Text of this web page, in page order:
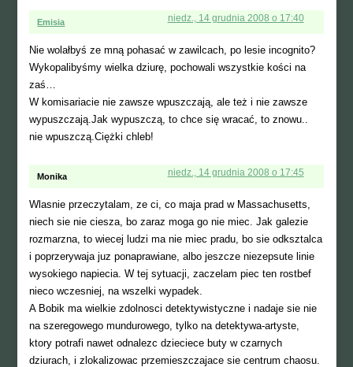
Emisia niedz., 14 grudnia 2008 o 17:40
Nie wolałbyś ze mną pohasać w zawilcach, po lesie incognito?
Wykopalibyśmy wielka dziurę, pochowali wszystkie kości na
zaś…
W komisariacie nie zawsze wpuszczają, ale też i nie zawsze
wypuszczają.Jak wypuszczą, to chce się wracać, to znowu..
nie wpuszczą.Ciężki chleb!
Monika niedz., 14 grudnia 2008 o 17:45
Wlasnie przeczytalam, ze ci, co maja prad w Massachusetts,
niech sie nie ciesza, bo zaraz moga go nie miec. Jak galezie
rozmarzna, to wiecej ludzi ma nie miec pradu, bo sie odksztalca
i poprzerywaja juz ponaprawiane, albo jeszcze niezepsute linie
wysokiego napiecia. W tej sytuacji, zaczelam piec ten rostbef
nieco wczesniej, na wszelki wypadek.
A Bobik ma wielkie zdolnosci detektywistyczne i nadaje sie nie
na szeregowego mundurowego, tylko na detektywa-artyste,
ktory potrafi nawet odnalezc dzieciece buty w czarnych
dziurach, i zlokalizowac przemieszczajace sie centrum chaosu.